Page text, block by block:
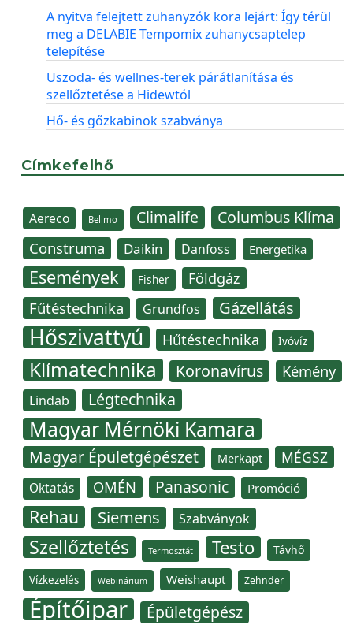
A nyitva felejtett zuhanyzók kora lejárt: Így térül
meg a DELABIE Tempomix zuhanycsaptelep
telepítése
Uszoda- és wellnes-terek párátlanítása és
szellőztetése a Hidewtól
Hő- és gőzkabinok szabványa
Címkefelhő
Aereco Belimo Climalife Columbus Klíma
Construma Daikin Danfoss Energetika
Események Fisher Földgáz
Fűtéstechnika Grundfos Gázellátás
Hőszivattyú Hűtéstechnika Ivóvíz
Klímatechnika Koronavírus Kémény
Lindab Légtechnika
Magyar Mérnöki Kamara
Magyar Épületgépészet Merkapt MÉGSZ
Oktatás OMÉN Panasonic Promóció
Rehau Siemens Szabványok
Szellőztetés Termosztát Testo Távhő
Vízkezelés Webinárium Weishaupt Zehnder
Építőipar Épületgépész